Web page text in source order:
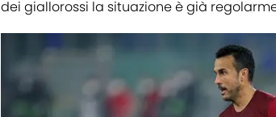
dei giallorossi la situazione è già